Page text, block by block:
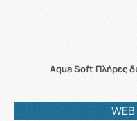
Aqua Soft Πλήρες